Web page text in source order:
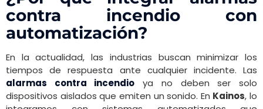
contra incendio con
automatización?
En la actualidad, las industrias buscan minimizar los
tiempos de respuesta ante cualquier incidente. Las
alarmas contra incendio ya no deben ser solo
dispositivos aislados que emiten un sonido. En Kainos, lo